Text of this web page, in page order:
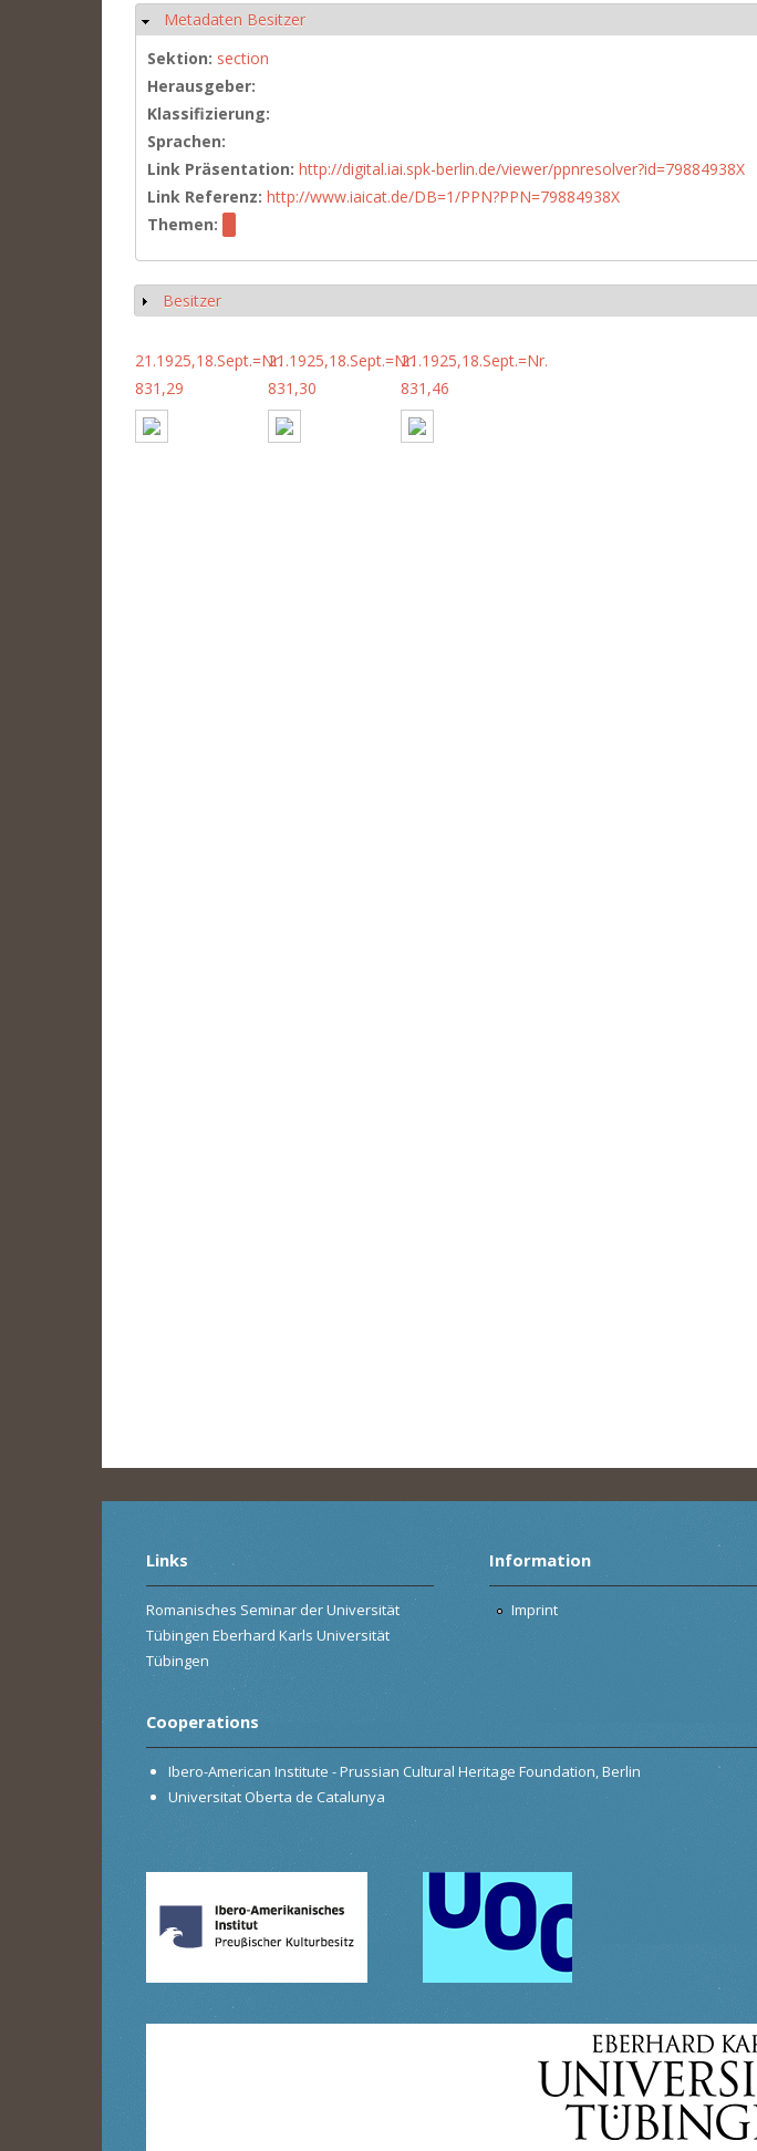
Hide
Metadaten Besitzer
Sektion: section
Herausgeber:
Klassifizierung:
Sprachen:
Link Präsentation: http://digital.iai.spk-berlin.de/viewer/ppnresolver?id=79884938X
Link Referenz: http://www.iaicat.de/DB=1/PPN?PPN=79884938X
Themen:
Show
Besitzer
21.1925,18.Sept.=Nr.
831,29
21.1925,18.Sept.=Nr.
831,30
21.1925,18.Sept.=Nr.
831,46
Links
Romanisches Seminar der Universität
Tübingen Eberhard Karls Universität
Tübingen
Information
Imprint
Cooperations
Ibero-American Institute - Prussian Cultural Heritage Foundation, Berlin
Universitat Oberta de Catalunya